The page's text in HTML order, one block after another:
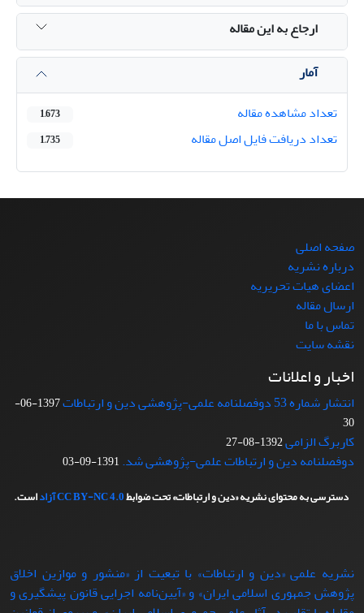
ارجاع به این مقاله
آمار
تعداد مشاهده مقاله
1,673
تعداد دریافت فایل اصل مقاله 1,735
صفحه اصلی
درباره نشریه
اعضای هیات تحریریه
ارسال مقاله
تماس با ما
نقشه سایت
اخبار و اعلانات
انتشار شماره 53 دوفصلنامه علمی-پژوهشی دین و ارتباطات
1397-06-
30
کاربرگ الزامی1392-08-27
دوفصلنامه دین و ارتباطات علمی-پژوهشی شد.1391-09-03
دسترسی به محتوای نشریه «دین و ارتباطات» تحت ضوابطCC BY-NC 4.0آزاداست.
نشریه علمی «دین و ارتباطات» با تبعيت از «منشور و موازین اخلاق
پژوهش جمهوری اسلامی ایران» و «آیین‌نامه اجرایی قانون پیشگیری و